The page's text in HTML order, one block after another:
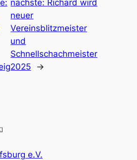
nächste: Richard wird
neuer
Vereinsblitzmeister
und
Schnellschachmeister
2025
→
e.V.